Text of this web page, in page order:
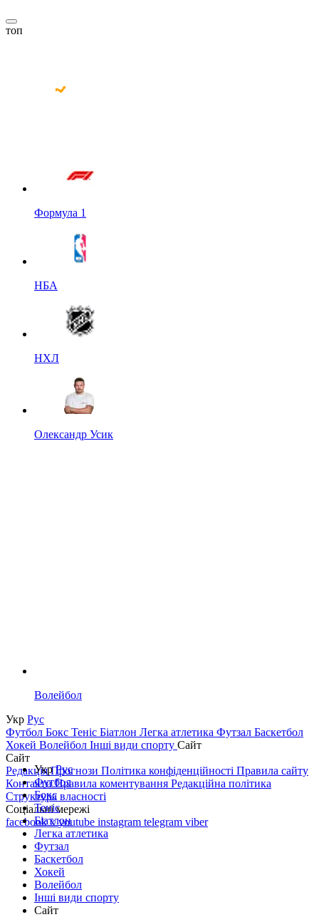
топ
Формула 1
НБА
НХЛ
Олександр Усик
Волейбол
Укр Рус
Футбол Бокс Теніс Біатлон Легка атлетика Футзал Баскетбол
Хокей Волейбол Інші види спорту Сайт
Сайт
РедакціяПрогнози Політика конфіденційності Правила сайту
КонтактиПравила коментування Редакційна політика
Структура власності
Соціальні мережі
facebookxyoutube instagram telegram viber
УкрРус
Футбол
Бокс
Теніс
Біатлон
Легка атлетика
Футзал
Баскетбол
Хокей
Волейбол
Інші види спорту
Сайт